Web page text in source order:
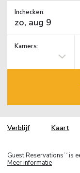
Inchecken:
Kamers:
Verblijf Kaart
Guest Reservations TM is
Meer informatie